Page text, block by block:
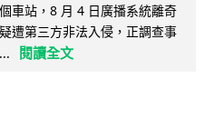
車站，8 月 4 日廣播系統離奇
遭第三方非法入侵，正調查事
閱讀全文